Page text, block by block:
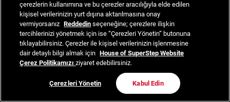
çerezlerin kullanımına ve bu çerezler aracılığıyla elde edilen
kişisel verilerinizin yurt dışına aktarılmasına onay
vermiyorsanız Reddedin seçeneğine; çerezlere ilişkin
tercihlerinizi yönetmek için ise “Çerezleri Yönetin” butonuna
tıklayabilirsiniz. Çerezler ile kişisel verilerinizin işlenmesine
dair detaylı bilgi almak için House of SuperStep Website
Çerez Politikamızıziyaret edebilirsiniz.
Çerezleri Yönetin Kabul Edin